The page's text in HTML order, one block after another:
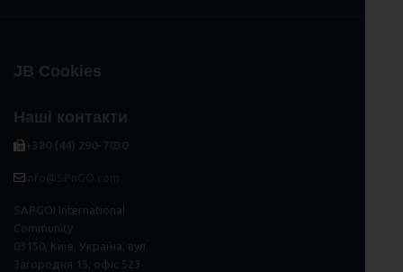
JB Cookies
Наші контакти
SARGOI International
Community
03150, Київ, Україна, вул.
Загородня 15, офіс 523